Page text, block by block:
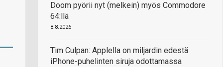
Doom pyörii nyt (melkein) myös Commodore
64:llä
8.8.2026
Tim Culpan: Applella on miljardin edestä
iPhone-puhelinten siruja odottamassa